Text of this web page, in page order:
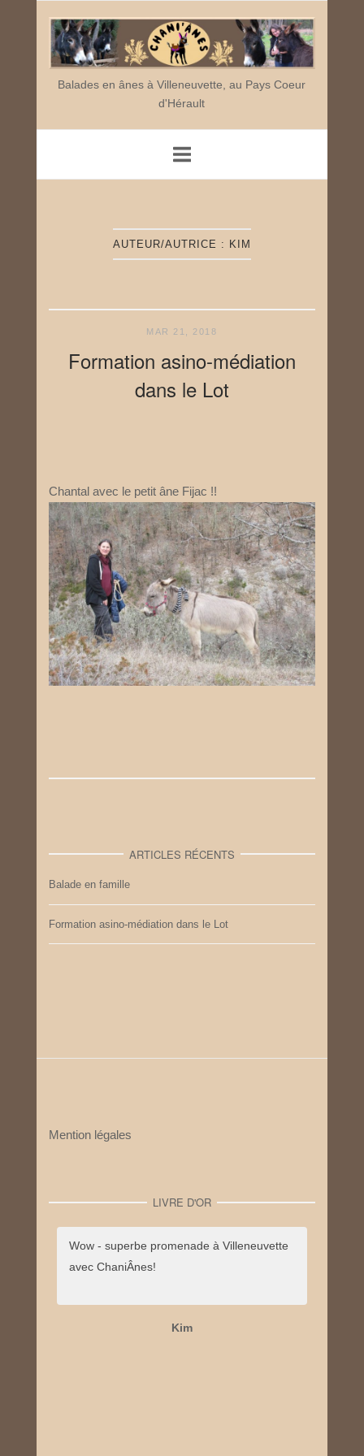
content
Home
Balades en ânes à Villeneuvette, au Pays Coeur
d'Hérault
AUTEUR/AUTRICE : KIM
MAR 21, 2018
Formation asino-médiation
dans le Lot
Chantal avec le petit âne Fijac !!
ARTICLES RÉCENTS
Balade en famille
Formation asino-médiation dans le Lot
Mention légales
LIVRE D'OR
Wow - superbe promenade à Villeneuvette
avec ChaniÂnes!
Kim